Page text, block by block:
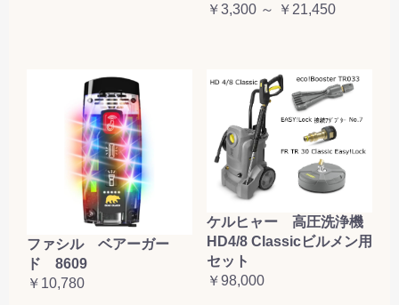
￥3,300 ～ ￥21,450
ファシル ベアーガー
ド 8609
￥10,780
ケルヒャー 高圧洗浄機
HD4/8 Classicビルメン用
セット
￥98,000